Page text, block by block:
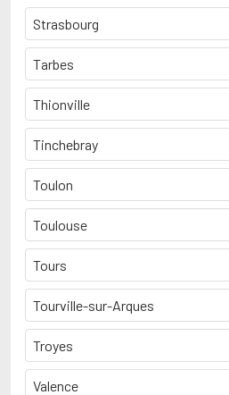
Strasbourg
Tarbes
Thionville
Tinchebray
Toulon
Toulouse
Tours
Tourville-sur-Arques
Troyes
Valence